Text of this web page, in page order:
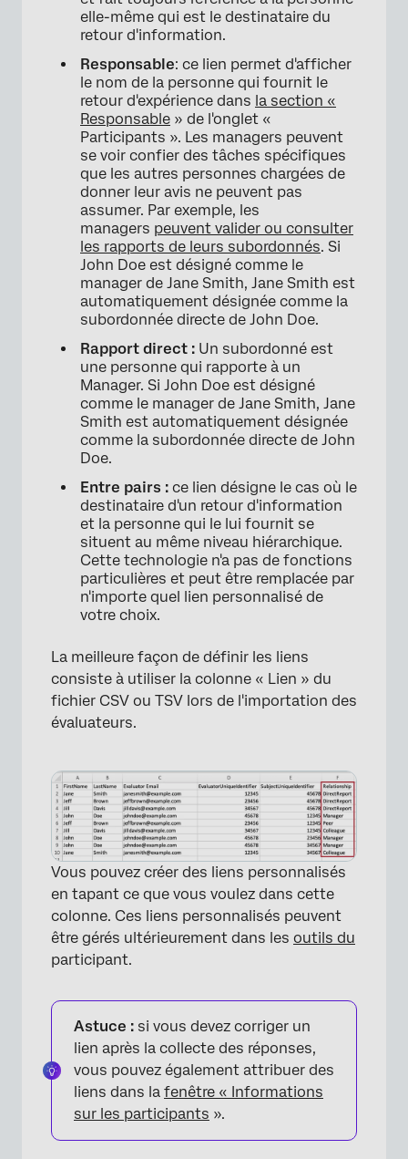
elle-même qui est le destinataire du
retour d'information.
Responsable: ce lien permet d'afficher
le nom de la personne qui fournit le
retour d'expérience dans la section «
Responsable » de l'onglet «
Participants ». Les managers peuvent
se voir confier des tâches spécifiques
que les autres personnes chargées de
donner leur avis ne peuvent pas
assumer. Par exemple, les
managers peuvent valider ou consulter
les rapports de leurs subordonnés. Si
John Doe est désigné comme le
manager de Jane Smith, Jane Smith est
automatiquement désignée comme la
subordonnée directe de John Doe.
Rapport direct : Un subordonné est
une personne qui rapporte à un
Manager. Si John Doe est désigné
comme le manager de Jane Smith, Jane
Smith est automatiquement désignée
comme la subordonnée directe de John
Doe.
Entre pairs : ce lien désigne le cas où le
destinataire d'un retour d'information
et la personne qui le lui fournit se
situent au même niveau hiérarchique.
Cette technologie n'a pas de fonctions
particulières et peut être remplacée par
n'importe quel lien personnalisé de
votre choix.
La meilleure façon de définir les liens
consiste à utiliser la colonne « Lien » du
fichier CSV ou TSV lors de l'importation des
évaluateurs.
Vous pouvez créer des liens personnalisés
en tapant ce que vous voulez dans cette
colonne. Ces liens personnalisés peuvent
être gérés ultérieurement dans les outils du
participant.
Astuce : si vous devez corriger un
lien après la collecte des réponses,
vous pouvez également attribuer des
liens dans la fenêtre « Informations
sur les participants ».